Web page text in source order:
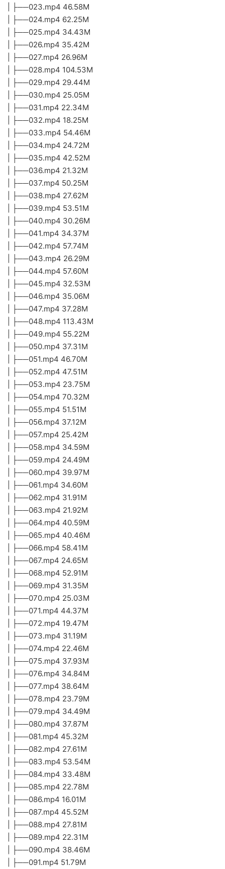
| ├──023.mp4 46.58M
| ├──024.mp4 62.25M
| ├──025.mp4 34.43M
| ├──026.mp4 35.42M
| ├──027.mp4 26.96M
| ├──028.mp4 104.53M
| ├──029.mp4 29.44M
| ├──030.mp4 25.05M
| ├──031.mp4 22.34M
| ├──032.mp4 18.25M
| ├──033.mp4 54.46M
| ├──034.mp4 24.72M
| ├──035.mp4 42.52M
| ├──036.mp4 21.32M
| ├──037.mp4 50.25M
| ├──038.mp4 27.62M
| ├──039.mp4 53.51M
| ├──040.mp4 30.26M
| ├──041.mp4 34.37M
| ├──042.mp4 57.74M
| ├──043.mp4 26.29M
| ├──044.mp4 57.60M
| ├──045.mp4 32.53M
| ├──046.mp4 35.06M
| ├──047.mp4 37.28M
| ├──048.mp4 113.43M
| ├──049.mp4 55.22M
| ├──050.mp4 37.31M
| ├──051.mp4 46.70M
| ├──052.mp4 47.51M
| ├──053.mp4 23.75M
| ├──054.mp4 70.32M
| ├──055.mp4 51.51M
| ├──056.mp4 37.12M
| ├──057.mp4 25.42M
| ├──058.mp4 34.59M
| ├──059.mp4 24.49M
| ├──060.mp4 39.97M
| ├──061.mp4 34.60M
| ├──062.mp4 31.91M
| ├──063.mp4 21.92M
| ├──064.mp4 40.59M
| ├──065.mp4 40.46M
| ├──066.mp4 58.41M
| ├──067.mp4 24.65M
| ├──068.mp4 52.91M
| ├──069.mp4 31.35M
| ├──070.mp4 25.03M
| ├──071.mp4 44.37M
| ├──072.mp4 19.47M
| ├──073.mp4 31.19M
| ├──074.mp4 22.46M
| ├──075.mp4 37.93M
| ├──076.mp4 34.84M
| ├──077.mp4 38.64M
| ├──078.mp4 23.79M
| ├──079.mp4 34.49M
| ├──080.mp4 37.87M
| ├──081.mp4 45.32M
| ├──082.mp4 27.61M
| ├──083.mp4 53.54M
| ├──084.mp4 33.48M
| ├──085.mp4 22.78M
| ├──086.mp4 16.01M
| ├──087.mp4 45.52M
| ├──088.mp4 27.81M
| ├──089.mp4 22.31M
| ├──090.mp4 38.46M
| ├──091.mp4 51.79M